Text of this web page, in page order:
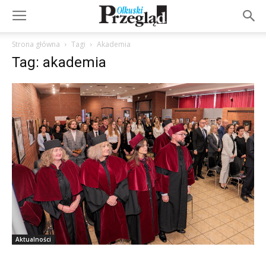
Strona główna Tagi Akademia
Tag: akademia
Aktualności